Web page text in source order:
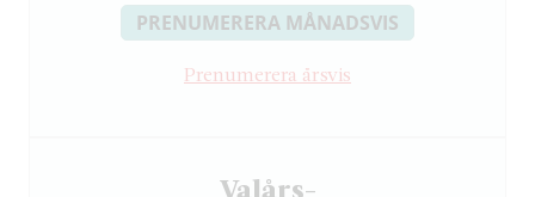
PRENUMERERA MÅNADSVIS
Prenumerera årsvis
Valårs-